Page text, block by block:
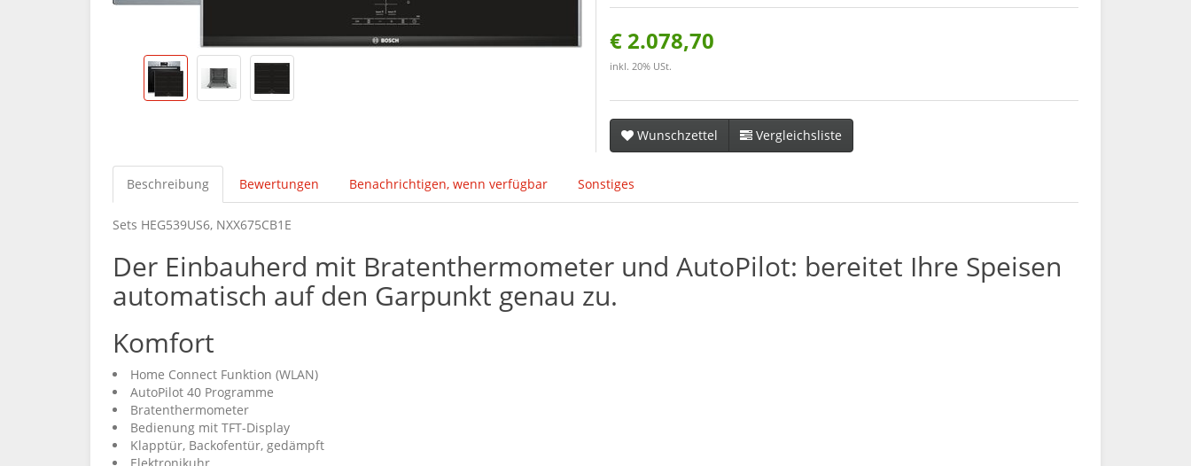
€ 2.078,70
inkl. 20% USt.
Wunschzettel Vergleichsliste
Beschreibung Bewertungen Benachrichtigen, wenn verfügbar Sonstiges
Sets HEG539US6, NXX675CB1E
Der Einbauherd mit Bratenthermometer und AutoPilot: bereitet Ihre Speisen
automatisch auf den Garpunkt genau zu.
Komfort
Home Connect Funktion (WLAN)
AutoPilot 40 Programme
Bratenthermometer
Bedienung mit TFT-Display
Klapptür, Backofentür, gedämpft